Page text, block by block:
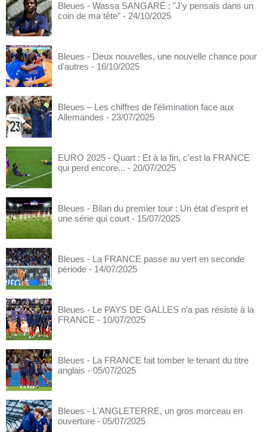
Bleues - Wassa SANGARÉ : "J'y pensais dans un
coin de ma tête" - 24/10/2025
Bleues - Deux nouvelles, une nouvelle chance pour
d'autres - 16/10/2025
Bleues – Les chiffres de l’élimination face aux
Allemandes - 23/07/2025
EURO 2025 - Quart : Et à la fin, c'est la FRANCE
qui perd encore... - 20/07/2025
Bleues - Bilan du premier tour : Un état d'esprit et
une série qui court - 15/07/2025
Bleues - La FRANCE passe au vert en seconde
période - 14/07/2025
Bleues - Le PAYS DE GALLES n'a pas résisté à la
FRANCE - 10/07/2025
Bleues - La FRANCE fait tomber le tenant du titre
anglais - 05/07/2025
Bleues - L'ANGLETERRE, un gros morceau en
ouverture - 05/07/2025